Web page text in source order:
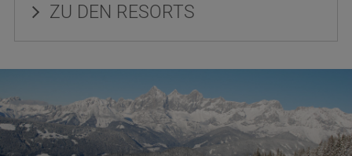
ZU DEN RESORTS